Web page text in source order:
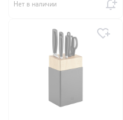
Нет в наличии